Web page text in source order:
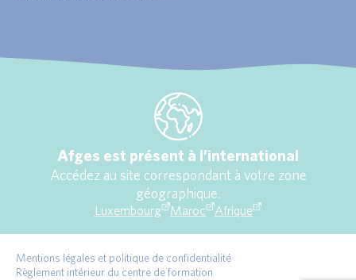
Afges est présent à l’international
Accédez au site correspondant à votre zone
géographique.
Luxembourg Maroc Afrique
Mentions légales et politique de confidentialité
Règlement intérieur du centre de formation